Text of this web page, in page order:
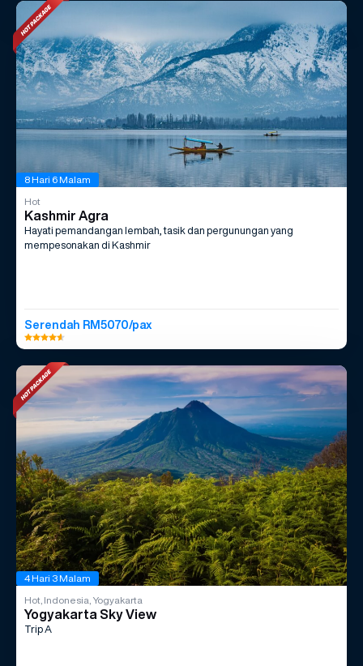
8 Hari 6 Malam
Hot
Kashmir Agra
Hayati pemandangan lembah, tasik dan pergunungan yang
mempesonakan di Kashmir
Serendah RM5070/pax
4 Hari 3 Malam
Hot, Indonesia, Yogyakarta
Yogyakarta Sky View
Trip A